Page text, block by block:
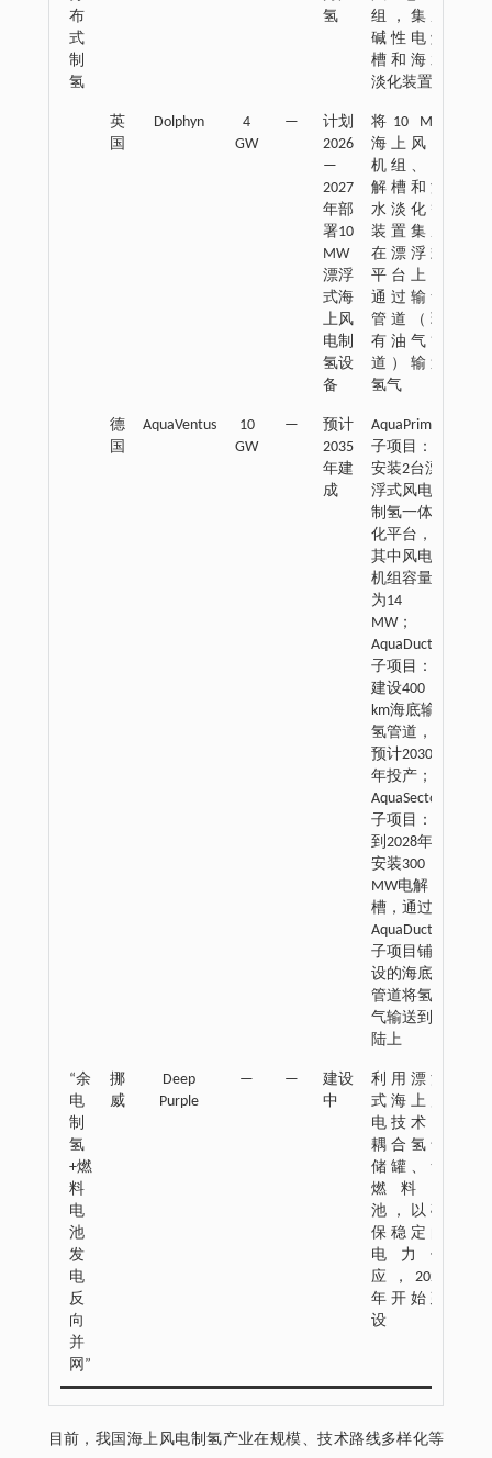
布
式
制
氢
氢
组，集成
碱性电解
槽和海水
淡化装置
英
国
Dolphyn
4
GW
—
计划
2026
—
2027
年部
署10
MW
漂浮
式海
上风
电制
氢设
备
将10 MW
海上风电
机组、电
解槽和海
水淡化等
装置集成
在漂浮式
平台上，
通过输氢
管道（现
有油气管
道）输送
氢气
德
国
AquaVentus
10
GW
—
预计
2035
年建
成
AquaPrimus
子项目：
安装2台漂
浮式风电 ‒
制氢一体
化平台，
其中风电
机组容量
为14
MW；
AquaDuctus
子项目：
建设400
km海底输
氢管道，
预计2030
年投产；
AquaSector
子项目：
到2028年
安装300
MW电解
槽，通过
AquaDuctus
子项目铺
设的海底
管道将氢
气输送到
陆上
“余
电
制
氢
+燃
料
电
池
发
电
反
向
并
网”
挪
威
Deep
Purple
— —
建设
中
利用漂浮
式海上风
电技术，
耦合氢气
储罐、氢
燃料电
池，以确
保稳定的
电力供
应，2023
年开始建
设
目前，我国海上风电制氢产业在规模、技术路线多样化等